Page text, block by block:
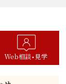
Web相談 見学